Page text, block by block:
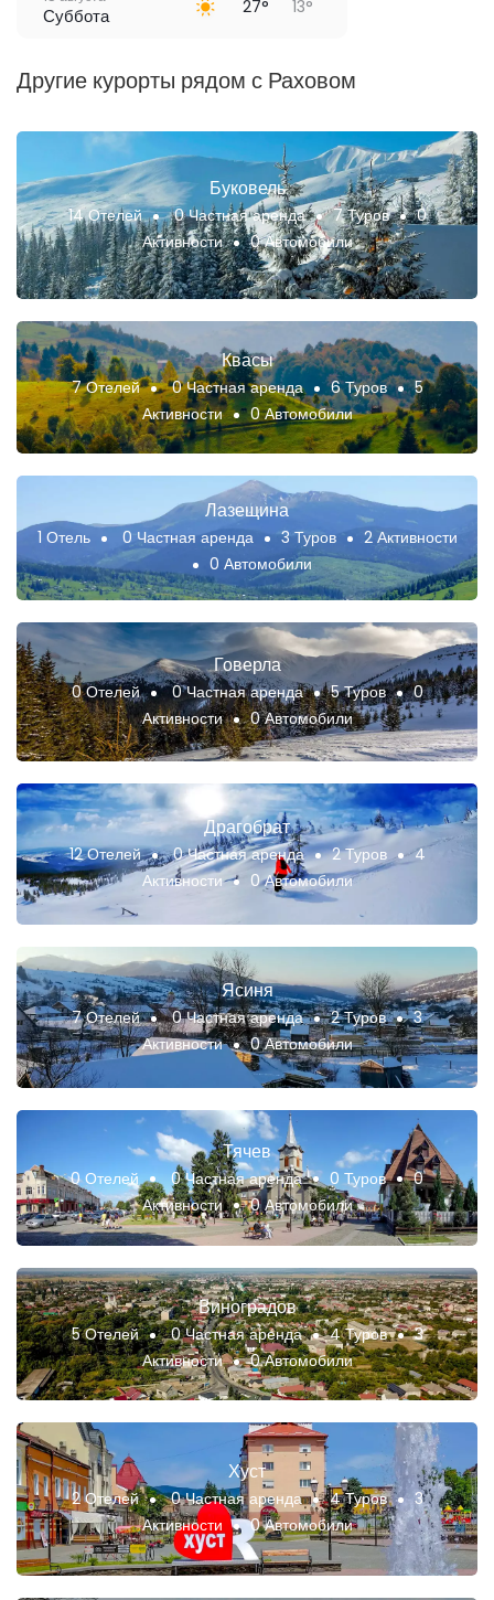
Суббота 27° 13°
Другие курорты рядом с Раховом
Буковель
14 Отелей 0 Частная аренда 7 Туров
0
Активности
0 Автомобили
Квасы
7 Отелей 0 Частная аренда 6 Туров
5
Активности
0 Автомобили
Лазещина
1 Отель 0 Частная аренда 3 Туров
2 Активности
0 Автомобили
Говерла
0 Отелей 0 Частная аренда 5 Туров
0
Активности
0 Автомобили
Драгобрат
12 Отелей 0 Частная аренда 2 Туров
4
Активности
0 Автомобили
Ясиня
7 Отелей 0 Частная аренда 2 Туров
3
Активности
0 Автомобили
Тячев
0 Отелей 0 Частная аренда 0 Туров
0
Активности
0 Автомобили
Виноградов
5 Отелей 0 Частная аренда 4 Туров
3
Активности
0 Автомобили
Хуст
2 Отелей 0 Частная аренда 4 Туров
3
Активности
0 Автомобили